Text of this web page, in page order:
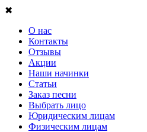
✖
О нас
Контакты
Отзывы
Акции
Наши начинки
Статьи
Заказ песни
Выбрать лицо
Юридическим лицам
Физическим лицам